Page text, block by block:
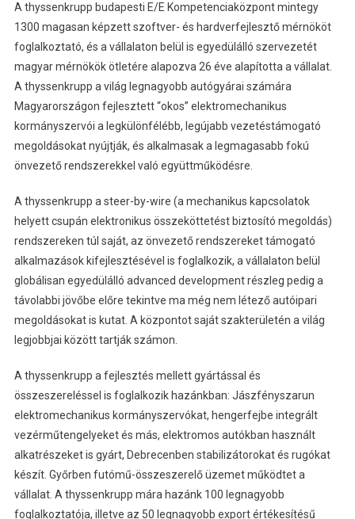
A thyssenkrupp budapesti E/E Kompetenciaközpont mintegy
1300 magasan képzett szoftver- és hardverfejlesztő mérnököt
foglalkoztató, és a vállalaton belül is egyedülálló szervezetét
magyar mérnökök ötletére alapozva 26 éve alapította a vállalat.
A thyssenkrupp a világ legnagyobb autógyárai számára
Magyarországon fejlesztett “okos” elektromechanikus
kormányszervói a legkülönfélébb, legújabb vezetéstámogató
megoldásokat nyújtják, és alkalmasak a legmagasabb fokú
önvezető rendszerekkel való együttműködésre.
A thyssenkrupp a steer-by-wire (a mechanikus kapcsolatok
helyett csupán elektronikus összeköttetést biztosító megoldás)
rendszereken túl saját, az önvezető rendszereket támogató
alkalmazások kifejlesztésével is foglalkozik, a vállalaton belül
globálisan egyedülálló advanced development részleg pedig a
távolabbi jövőbe előre tekintve ma még nem létező autóipari
megoldásokat is kutat. A központot saját szakterületén a világ
legjobbjai között tartják számon.
A thyssenkrupp a fejlesztés mellett gyártással és
összeszereléssel is foglalkozik hazánkban: Jászfényszarun
elektromechanikus kormányszervókat, hengerfejbe integrált
vezérműtengelyeket és más, elektromos autókban használt
alkatrészeket is gyárt, Debrecenben stabilizátorokat és rugókat
készít. Győrben futómű-összeszerelő üzemet működtet a
vállalat. A thyssenkrupp mára hazánk 100 legnagyobb
foglalkoztatója, illetve az 50 legnagyobb export értékesítésű